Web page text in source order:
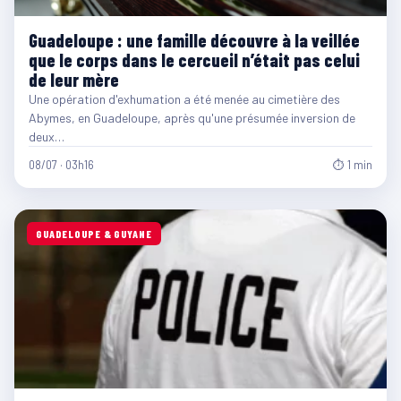
Guadeloupe : une famille découvre à la veillée
que le corps dans le cercueil n’était pas celui
de leur mère
Une opération d'exhumation a été menée au cimetière des
Abymes, en Guadeloupe, après qu'une présumée inversion de
deux…
08/07 · 03h16 ⏱ 1 min
GUADELOUPE & GUYANE